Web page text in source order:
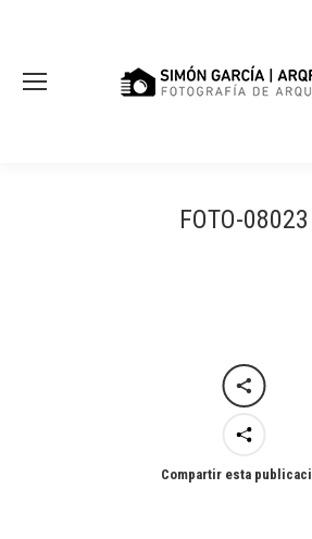
FOTO-08023
Compartir esta